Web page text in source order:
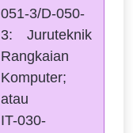
051-3/D-050-
3: Juruteknik
Rangkaian
Komputer;
atau
IT-030-